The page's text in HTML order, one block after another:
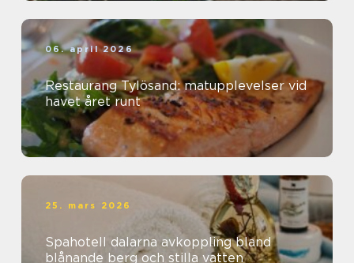
06. april 2026
Restaurang Tylösand: matupplevelser vid
havet året runt
25. mars 2026
Spahotell dalarna avkoppling bland
blånande berg och stilla vatten